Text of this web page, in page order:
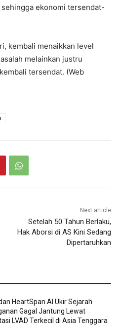
ekonomi tersendat-
kembali menaikkan level
melainkan justru
tersendat. (Web
Next article
Setelah 50 Tahun Berlaku,
Hak Aborsi di AS Kini Sedang
Dipertaruhkan
HeartSpan.AI Ukir Sejarah
Gagal Jantung Lewat
LVAD Terkecil di Asia Tenggara